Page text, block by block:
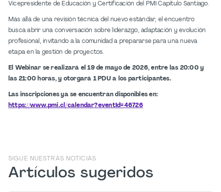
Vicepresidente de Educación y Certificación del PMI Capítulo Santiago.
Más allá de una revisión técnica del nuevo estándar, el encuentro
busca abrir una conversación sobre liderazgo, adaptación y evolución
profesional, invitando a la comunidad a prepararse para una nueva
etapa en la gestión de proyectos.
El Webinar se realizará el 19 de mayo de 2026, entre las 20:00 y
las 21:00 horas, y otorgará 1 PDU a los participantes.
Las inscripciones ya se encuentran disponibles en:
https://www.pmi.cl/calendar?eventId=46726
SIGUE NUESTRAS NOTICIAS
Artículos sugeridos